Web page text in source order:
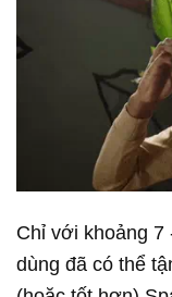
Chỉ với khoảng 7
dùng đã có thể